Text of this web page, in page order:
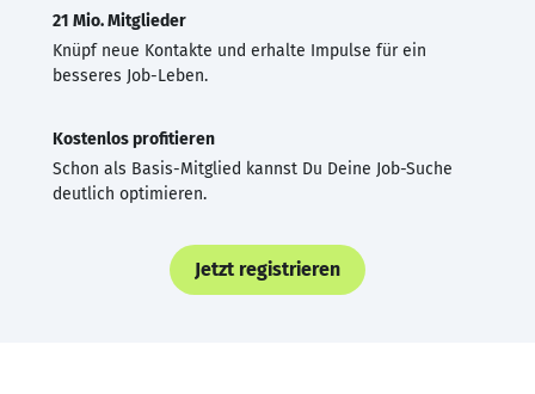
21 Mio. Mitglieder
Knüpf neue Kontakte und erhalte Impulse für ein
besseres Job-Leben.
Kostenlos profitieren
Schon als Basis-Mitglied kannst Du Deine Job-Suche
deutlich optimieren.
Jetzt registrieren